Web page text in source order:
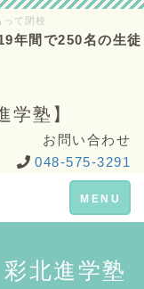
て閉校
年間で250名の生徒
学塾】
お問い合わせ
048-575-3291
Toggle
navigation
MENU
北進学塾